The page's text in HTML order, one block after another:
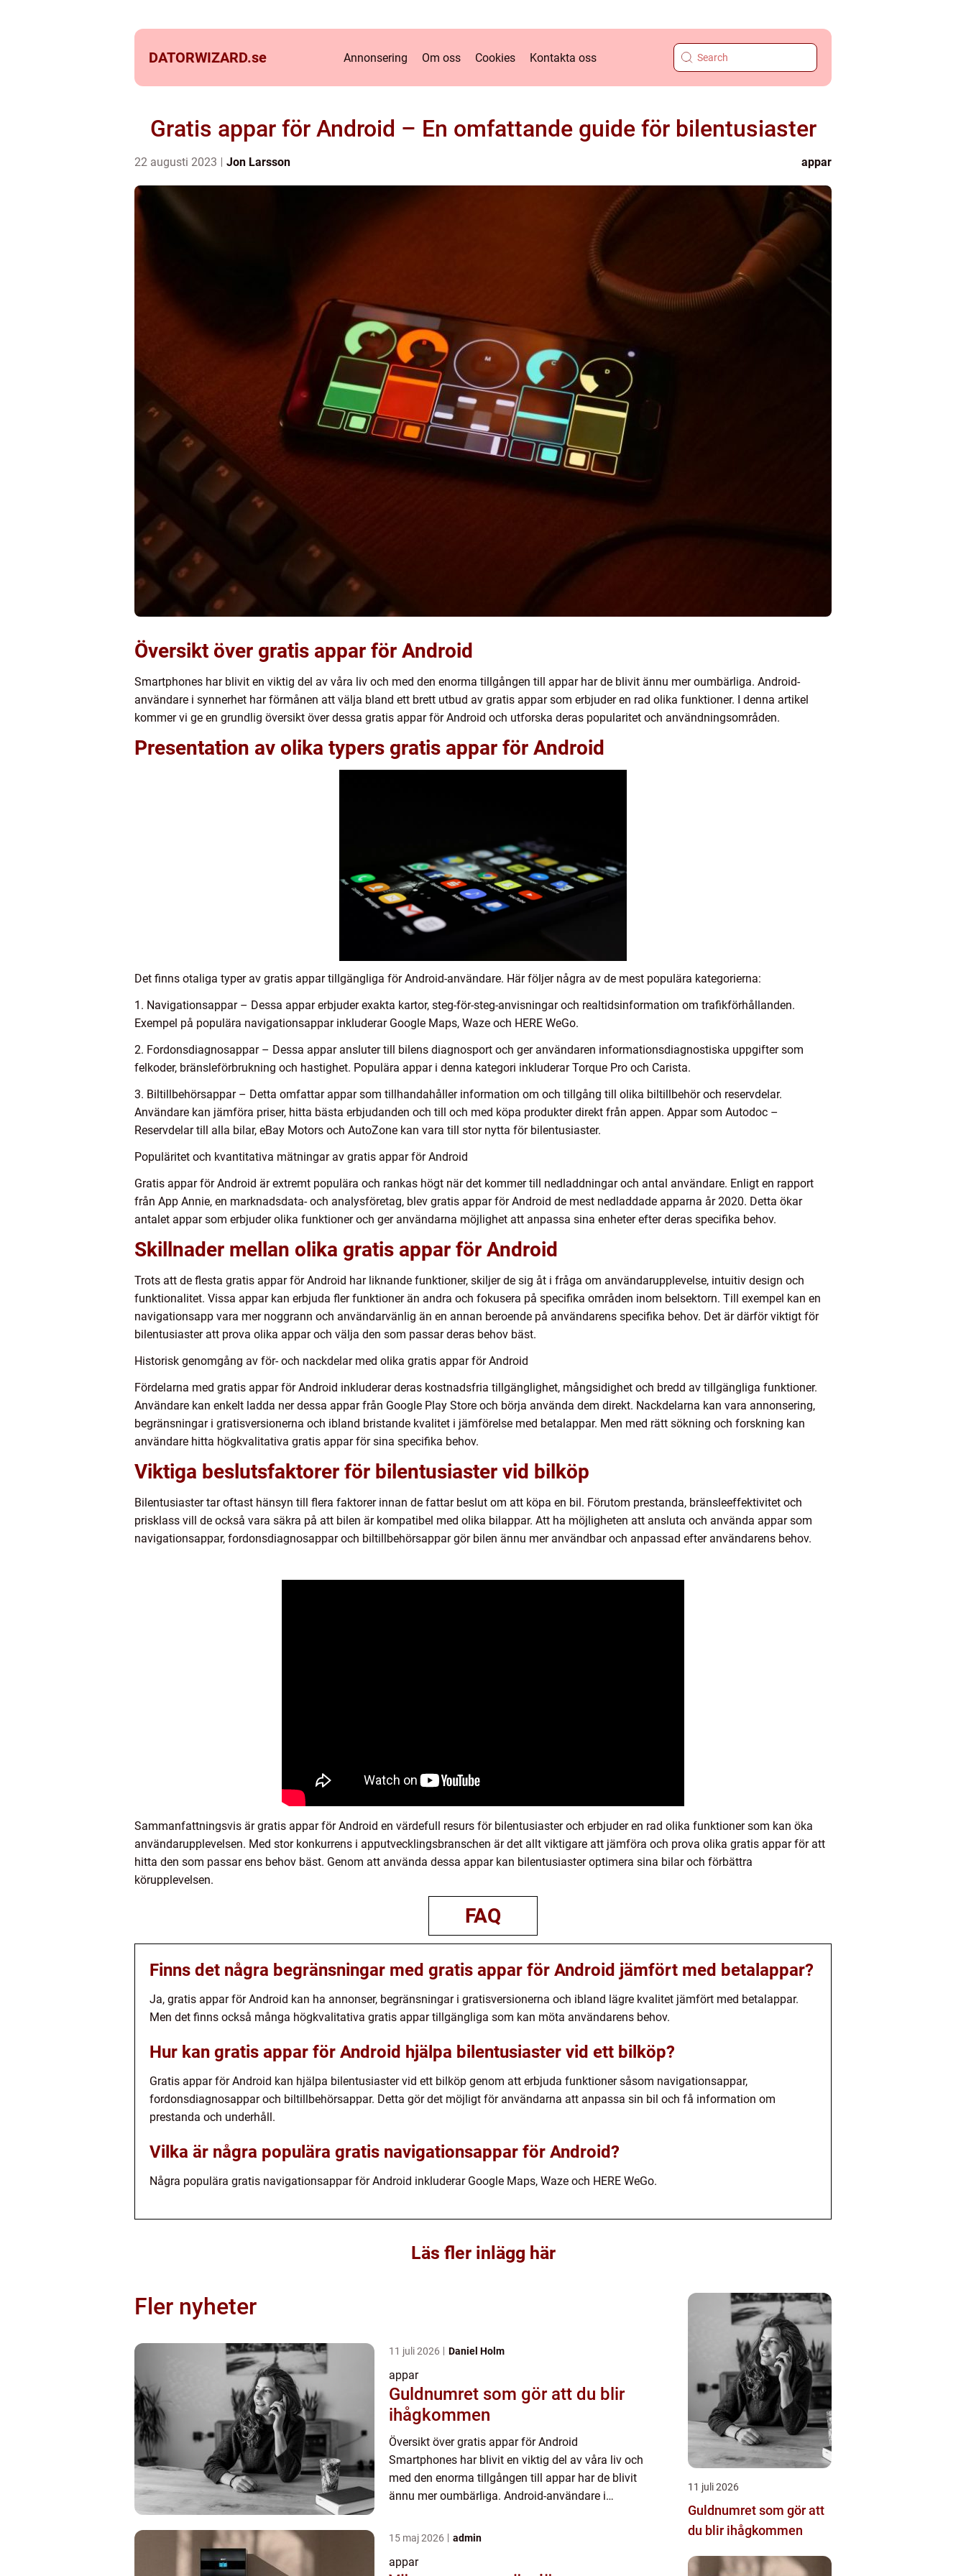
DATORWIZARD.se Annonsering Om oss Cookies Kontakta oss
Gratis appar för Android – En omfattande guide för bilentusiaster
22 augusti 2023 Jon Larsson appar
Översikt över gratis appar för Android
Smartphones har blivit en viktig del av våra liv och med den enorma tillgången till appar har de blivit ännu mer oumbärliga. Android-
användare i synnerhet har förmånen att välja bland ett brett utbud av gratis appar som erbjuder en rad olika funktioner. I denna artikel
kommer vi ge en grundlig översikt över dessa gratis appar för Android och utforska deras popularitet och användningsområden.
Presentation av olika typers gratis appar för Android
Det finns otaliga typer av gratis appar tillgängliga för Android-användare. Här följer några av de mest populära kategorierna:
1. Navigationsappar – Dessa appar erbjuder exakta kartor, steg-för-steg-anvisningar och realtidsinformation om trafikförhållanden.
Exempel på populära navigationsappar inkluderar Google Maps, Waze och HERE WeGo.
2. Fordonsdiagnosappar – Dessa appar ansluter till bilens diagnosport och ger användaren informationsdiagnostiska uppgifter som
felkoder, bränsleförbrukning och hastighet. Populära appar i denna kategori inkluderar Torque Pro och Carista.
3. Biltillbehörsappar – Detta omfattar appar som tillhandahåller information om och tillgång till olika biltillbehör och reservdelar.
Användare kan jämföra priser, hitta bästa erbjudanden och till och med köpa produkter direkt från appen. Appar som Autodoc –
Reservdelar till alla bilar, eBay Motors och AutoZone kan vara till stor nytta för bilentusiaster.
Populäritet och kvantitativa mätningar av gratis appar för Android
Gratis appar för Android är extremt populära och rankas högt när det kommer till nedladdningar och antal användare. Enligt en rapport
från App Annie, en marknadsdata- och analysföretag, blev gratis appar för Android de mest nedladdade apparna år 2020. Detta ökar
antalet appar som erbjuder olika funktioner och ger användarna möjlighet att anpassa sina enheter efter deras specifika behov.
Skillnader mellan olika gratis appar för Android
Trots att de flesta gratis appar för Android har liknande funktioner, skiljer de sig åt i fråga om användarupplevelse, intuitiv design och
funktionalitet. Vissa appar kan erbjuda fler funktioner än andra och fokusera på specifika områden inom belsektorn. Till exempel kan en
navigationsapp vara mer noggrann och användarvänlig än en annan beroende på användarens specifika behov. Det är därför viktigt för
bilentusiaster att prova olika appar och välja den som passar deras behov bäst.
Historisk genomgång av för- och nackdelar med olika gratis appar för Android
Fördelarna med gratis appar för Android inkluderar deras kostnadsfria tillgänglighet, mångsidighet och bredd av tillgängliga funktioner.
Användare kan enkelt ladda ner dessa appar från Google Play Store och börja använda dem direkt. Nackdelarna kan vara annonsering,
begränsningar i gratisversionerna och ibland bristande kvalitet i jämförelse med betalappar. Men med rätt sökning och forskning kan
användare hitta högkvalitativa gratis appar för sina specifika behov.
Viktiga beslutsfaktorer för bilentusiaster vid bilköp
Bilentusiaster tar oftast hänsyn till flera faktorer innan de fattar beslut om att köpa en bil. Förutom prestanda, bränsleeffektivitet och
prisklass vill de också vara säkra på att bilen är kompatibel med olika bilappar. Att ha möjligheten att ansluta och använda appar som
navigationsappar, fordonsdiagnosappar och biltillbehörsappar gör bilen ännu mer användbar och anpassad efter användarens behov.
Sammanfattningsvis är gratis appar för Android en värdefull resurs för bilentusiaster och erbjuder en rad olika funktioner som kan öka
användarupplevelsen. Med stor konkurrens i apputvecklingsbranschen är det allt viktigare att jämföra och prova olika gratis appar för att
hitta den som passar ens behov bäst. Genom att använda dessa appar kan bilentusiaster optimera sina bilar och förbättra
körupplevelsen.
FAQ
Finns det några begränsningar med gratis appar för Android jämfört med betalappar?
Ja, gratis appar för Android kan ha annonser, begränsningar i gratisversionerna och ibland lägre kvalitet jämfört med betalappar.
Men det finns också många högkvalitativa gratis appar tillgängliga som kan möta användarens behov.
Hur kan gratis appar för Android hjälpa bilentusiaster vid ett bilköp?
Gratis appar för Android kan hjälpa bilentusiaster vid ett bilköp genom att erbjuda funktioner såsom navigationsappar,
fordonsdiagnosappar och biltillbehörsappar. Detta gör det möjligt för användarna att anpassa sin bil och få information om
prestanda och underhåll.
Vilka är några populära gratis navigationsappar för Android?
Några populära gratis navigationsappar för Android inkluderar Google Maps, Waze och HERE WeGo.
Läs fler inlägg här
Fler nyheter
11 juli 2026 Daniel Holm
appar
Guldnumret som gör att du blir
ihågkommen
Översikt över gratis appar för Android
Smartphones har blivit en viktig del av våra liv och
med den enorma tillgången till appar har de blivit
ännu mer oumbärliga. Android-användare i
utbud av gratis a...
15 maj 2026 admin
appar
11 juli 2026
Guldnumret som gör att
du blir ihågkommen